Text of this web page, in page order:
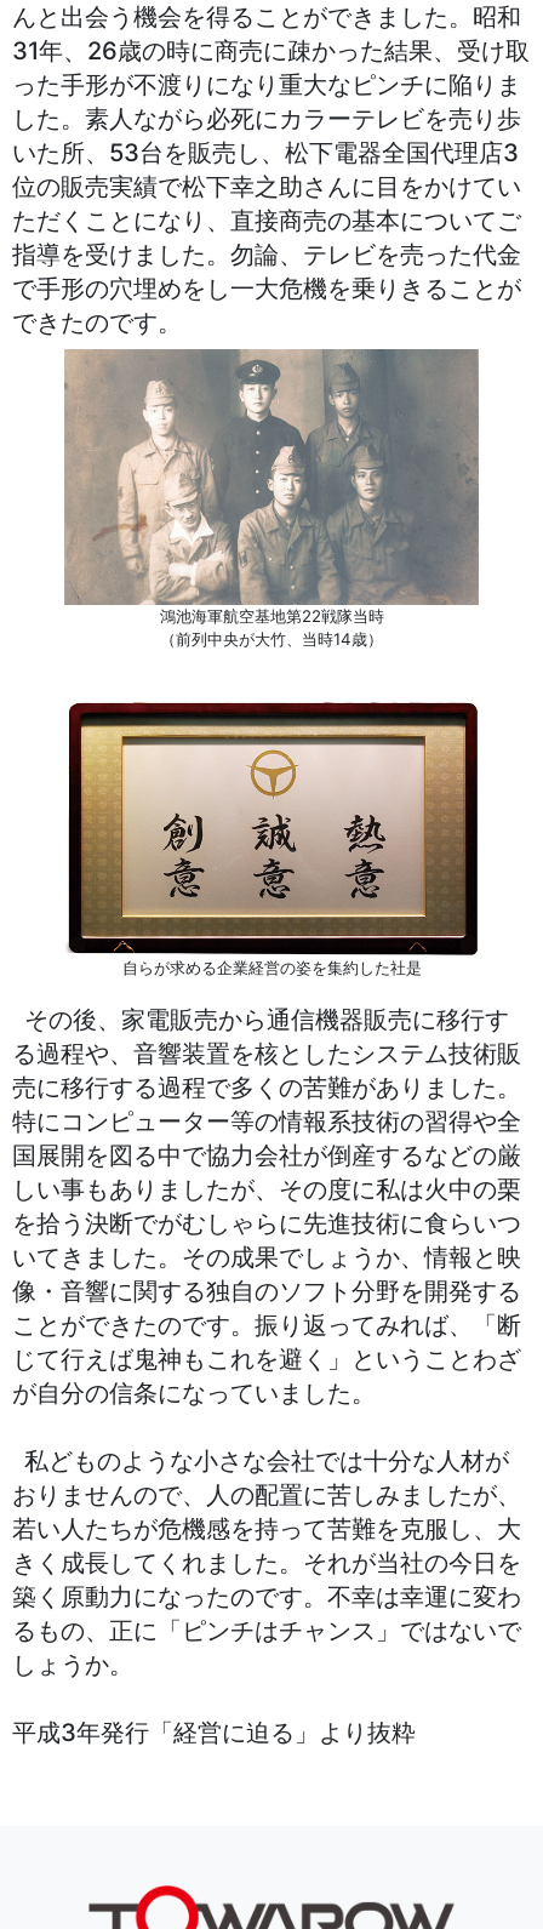
んと出会う機会を得ることができました。昭和
31年、26歳の時に商売に疎かった結果、受け取
った手形が不渡りになり重大なピンチに陥りま
した。素人ながら必死にカラーテレビを売り歩
いた所、53台を販売し、松下電器全国代理店3
位の販売実績で松下幸之助さんに目をかけてい
ただくことになり、直接商売の基本についてご
指導を受けました。勿論、テレビを売った代金
で手形の穴埋めをし一大危機を乗りきることが
できたのです。
鴻池海軍航空基地第22戦隊当時
（前列中央が大竹、当時14歳）
自らが求める企業経営の姿を集約した社是
その後、家電販売から通信機器販売に移行す
る過程や、音響装置を核としたシステム技術販
売に移行する過程で多くの苦難がありました。
特にコンピューター等の情報系技術の習得や全
国展開を図る中で協力会社が倒産するなどの厳
しい事もありましたが、その度に私は火中の栗
を拾う決断でがむしゃらに先進技術に食らいつ
いてきました。その成果でしょうか、情報と映
像・音響に関する独自のソフト分野を開発する
ことができたのです。振り返ってみれば、「断
じて行えば鬼神もこれを避く」ということわざ
が自分の信条になっていました。
私どものような小さな会社では十分な人材が
おりませんので、人の配置に苦しみましたが、
若い人たちが危機感を持って苦難を克服し、大
きく成長してくれました。それが当社の今日を
築く原動力になったのです。不幸は幸運に変わ
るもの、正に「ピンチはチャンス」ではないで
しょうか。
平成3年発行「経営に迫る」より抜粋